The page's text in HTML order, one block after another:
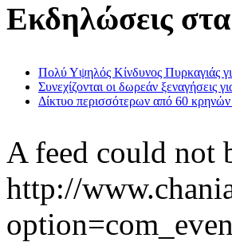
Εκδηλώσεις
Πολύ Υψηλός Κίνδυνος Πυρκαγιάς
Συνεχίζονται οι δωρεάν ξεναγήσεις
Δίκτυο περισσότερων από 60
A feed could not
http://